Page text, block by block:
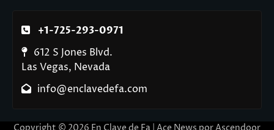
+1-725-293-0971
612 S Jones Blvd.
Las Vegas, Nevada
info@enclavedefa.com
Copyright © 2026 En Clave de Fa | Ace News porAscendoor